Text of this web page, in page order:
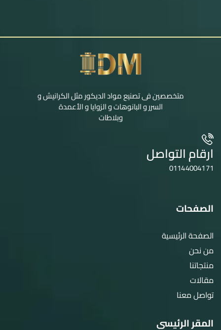
متخصصين فى تصنيع مواد الديكور مثل الكرانيش و
السرر و البانوهات و الزوايا و الأعمدة
وبلاطات
ارقام التواصل
01144004171
الصفحات
الصفحة الرئيسية
من نحن
منتجاتنا
مقالات
تواصل معنا
المقر الرئيسى